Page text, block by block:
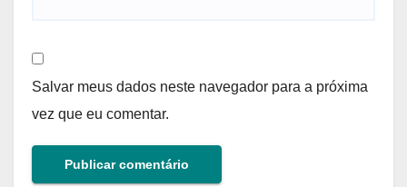
Salvar meus dados neste navegador para a próxima
vez que eu comentar.